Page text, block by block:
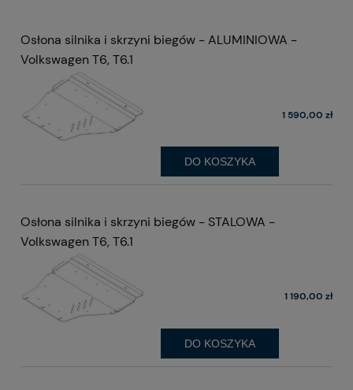
Osłona silnika i skrzyni biegów - ALUMINIOWA -
Volkswagen T6, T6.1
1 590,00 zł
DO KOSZYKA
Osłona silnika i skrzyni biegów - STALOWA -
Volkswagen T6, T6.1
1 190,00 zł
DO KOSZYKA